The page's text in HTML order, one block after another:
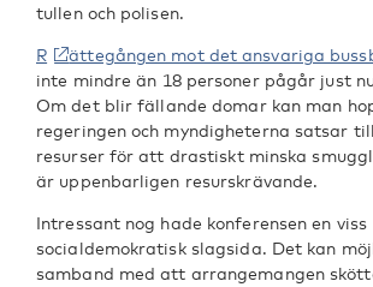
tullen och polisen.
R ättegången mot det ansvariga
inte mindre än 18 personer pågår just
Om det blir fällande domar kan man
regeringen och myndigheterna satsar
resurser för att drastiskt minska
är uppenbarligen resurskrävande.
Intressant nog hade konferensen en viss
socialdemokratisk slagsida. Det kan
samband med att arrangemangen